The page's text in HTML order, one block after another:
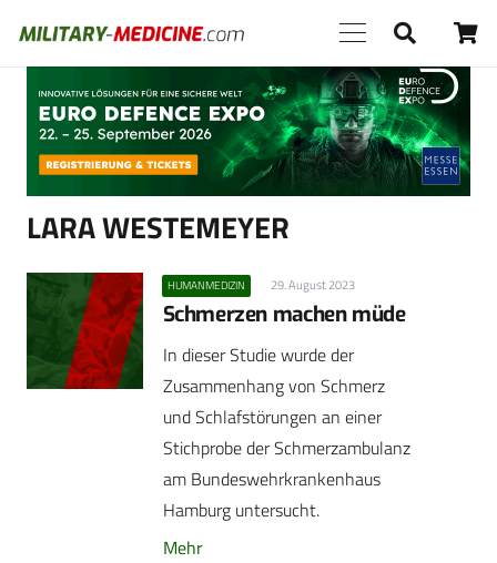
Anzeige
LARA WESTEMEYER
HUMANMEDIZIN 29. August 2023
Schmerzen machen müde
In dieser Studie wurde der
Zusammenhang von Schmerz
und Schlafstörungen an einer
Stichprobe der Schmerzambulanz
am Bundeswehrkrankenhaus
Hamburg untersucht.
Mehr